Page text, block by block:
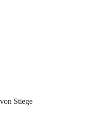
Stiege